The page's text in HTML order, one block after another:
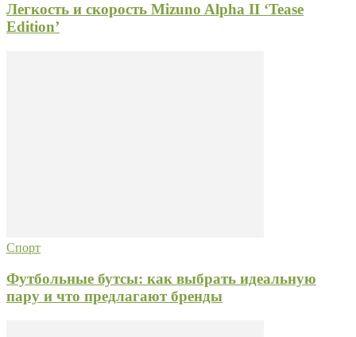
Легкость и скорость Mizuno Alpha II ‘Tease
Edition’
Спорт
Футбольные бутсы: как выбрать идеальную
пару и что предлагают бренды